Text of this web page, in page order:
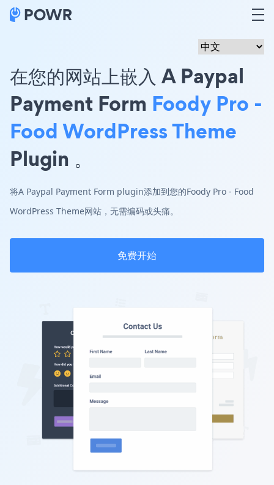
在您的网站上嵌入 A Paypal
Payment Form Foody Pro -
Food WordPress Theme
Plugin 。
将A Paypal Payment Form plugin添加到您的Foody Pro - Food
WordPress Theme网站，无需编码或头痛。
免费开始